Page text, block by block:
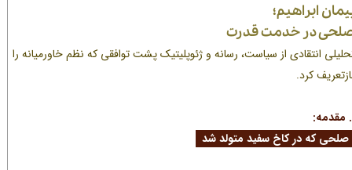
ابراهیم؛
در خدمت قدرت
انتقادی از سیاست، رسانه و ژئوپلیتیک پشت توافقی که نظم خاورمیانه را
کرد.
که در کاخ سفید متولد شد